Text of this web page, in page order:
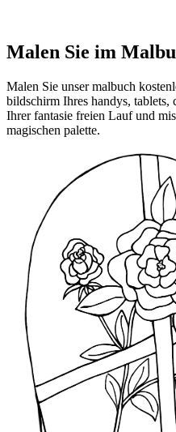
Malen Sie im
Malen Sie unser malbuch
bildschirm Ihres handys, tablets,
Ihrer fantasie freien Lauf und
magischen palette.